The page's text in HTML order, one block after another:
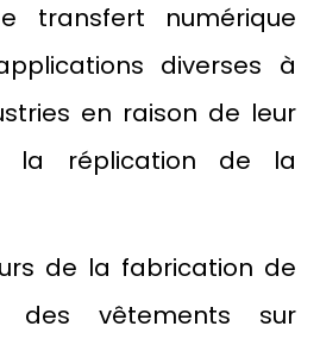
transfert numérique
diverses à
en raison de leur
la réplication de la
de la fabrication de
des vêtements sur